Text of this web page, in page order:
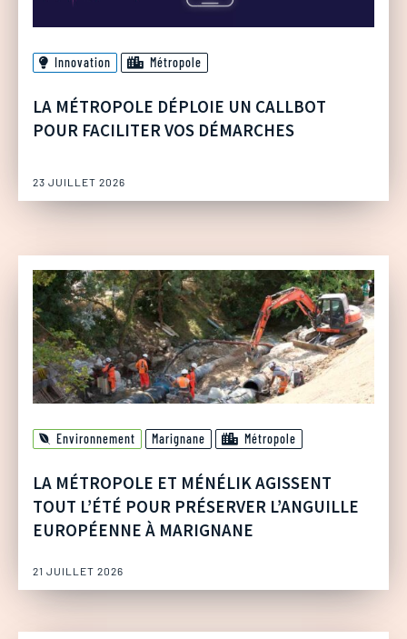
Innovation Métropole
LA MÉTROPOLE DÉPLOIE UN CALLBOT
POUR FACILITER VOS DÉMARCHES
23 JUILLET 2026
Environnement Marignane Métropole
LA MÉTROPOLE ET MÉNÉLIK AGISSENT
TOUT L’ÉTÉ POUR PRÉSERVER L’ANGUILLE
EUROPÉENNE À MARIGNANE
21 JUILLET 2026